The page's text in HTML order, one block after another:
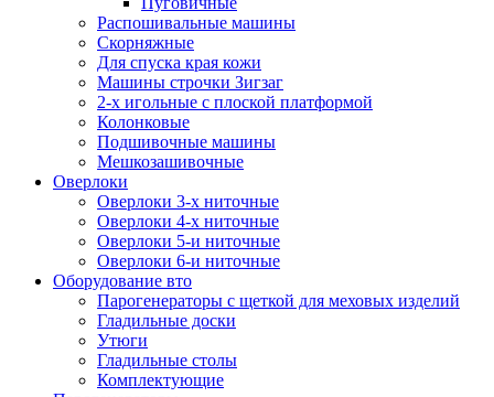
Распошивальные машины
Скорняжные
Для спуска края кожи
Машины строчки Зигзаг
2-х игольные с плоской платформой
Колонковые
Подшивочные машины
Мешкозашивочные
Оверлоки
Оверлоки 3-х ниточные
Оверлоки 4-х ниточные
Оверлоки 5-и ниточные
Оверлоки 6-и ниточные
Оборудование вто
Парогенераторы с щеткой для меховых изделий
Гладильные доски
Утюги
Гладильные столы
Комплектующие